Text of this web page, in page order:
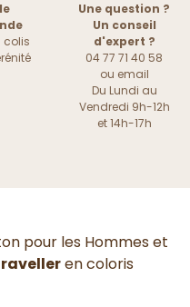
colis
Une question ?
Un conseil
d'expert ?
04 77 71 40 58
ou email
Du Lundi au
Vendredi 9h-12h
et 14h-17h
pour les Hommes et
en coloris